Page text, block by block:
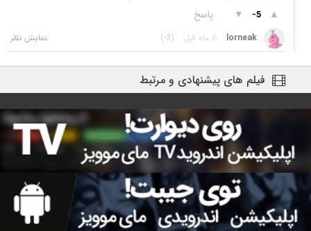
▲
-5
▼ پاسخ
lorneak 6 ماه قبل (-3)
فیلم های پیشنهادی و مرتبط